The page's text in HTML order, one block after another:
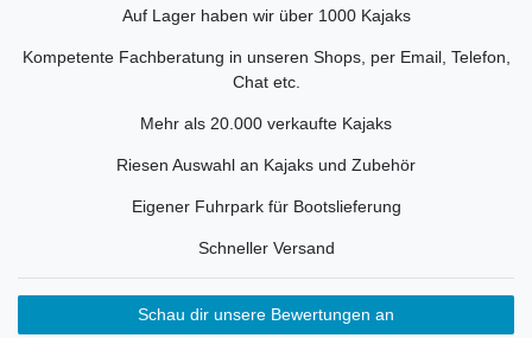
Auf Lager haben wir über 1000 Kajaks
Kompetente Fachberatung in unseren Shops, per Email, Telefon,
Chat etc.
Mehr als 20.000 verkaufte Kajaks
Riesen Auswahl an Kajaks und Zubehör
Eigener Fuhrpark für Bootslieferung
Schneller Versand
Schau dir unsere Bewertungen an